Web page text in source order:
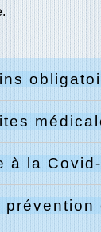
à la